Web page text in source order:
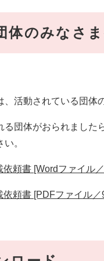
体のみなさ
、活動されている団体
る団体がおられました
。
依頼書 [Wordファイル
依頼書 [PDFファイル／